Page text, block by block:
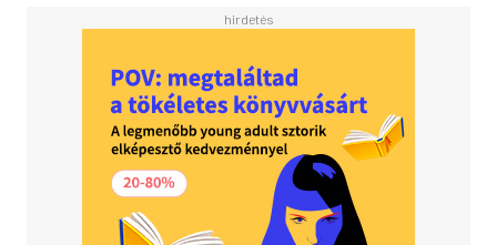
content that reflects anatomic processes and approaches
intervals, and ischemia - Ideal for clinicians who have a
broad understanding of ECGs and need further training on
quick recognition of important patterns